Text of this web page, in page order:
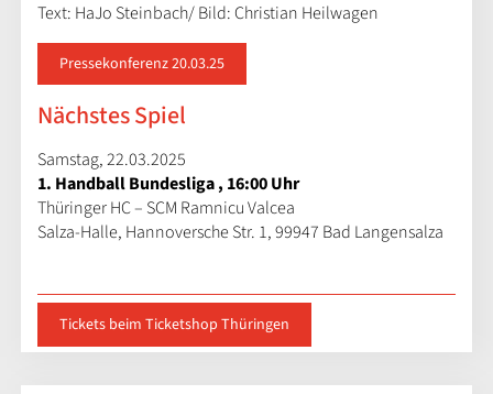
Text: HaJo Steinbach/ Bild: Christian Heilwagen
Pressekonferenz 20.03.25
Nächstes Spiel
Samstag, 22.03.2025
1. Handball Bundesliga , 16:00 Uhr
Thüringer HC – SCM Ramnicu Valcea
Salza-Halle, Hannoversche Str. 1, 99947 Bad Langensalza
Tickets beim Ticketshop Thüringen